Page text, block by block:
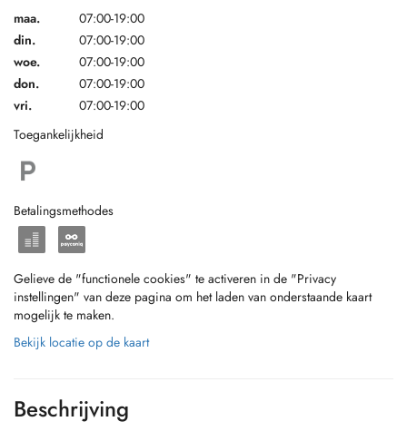
maa.
07:00-19:00
din.
07:00-19:00
woe.
07:00-19:00
don.
07:00-19:00
vri.
07:00-19:00
Toegankelijkheid
Betalingsmethodes
Gelieve de "functionele cookies" te activeren in de "Privacy
instellingen" van deze pagina om het laden van onderstaande kaart
mogelijk te maken.
Bekijk locatie op de kaart
Beschrijving